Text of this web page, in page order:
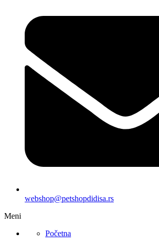
webshop@petshopdidisa.rs
Meni
Početna